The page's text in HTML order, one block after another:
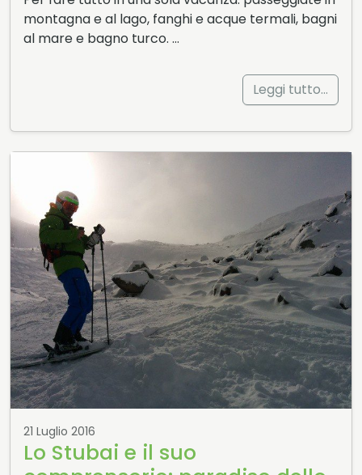
montagna e al lago, fanghi e acque termali, bagni
al mare e bagno turco. …
Leggi tutto…
21 Luglio 2016
Lo Stubai e il suo